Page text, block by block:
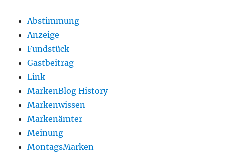
Abstimmung
Anzeige
Fundstück
Gastbeitrag
Link
MarkenBlog History
Markenwissen
Markenämter
Meinung
MontagsMarken